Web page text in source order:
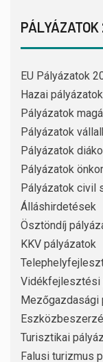
EU Pályázatok
Hazai pályázatok
Pályázatok
Pályázatok
Pályázatok
Pályázatok
Pályázatok civil
Álláshirdetések
Ösztöndíj
KKV pályázatok
Vidékfejlesztési
Mezőgazdasági
Turisztikai
Falusi turizmus